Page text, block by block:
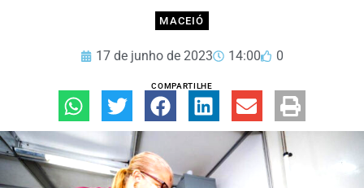
MACEIÓ
17 de junho de 2023 14:00 0
COMPARTILHE